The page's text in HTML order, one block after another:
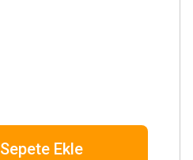
Sepete Ekle